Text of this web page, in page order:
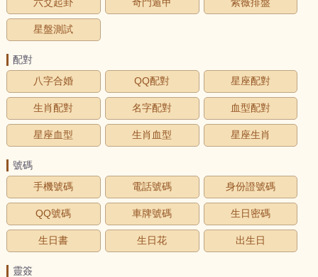
星盤測試
配對
八字合婚
QQ配對 星座配對
生肖配對 名字配對 血型配對
星座血型 生肖血型 星座生肖
號碼
手機號碼
電話號碼 身份證號碼
QQ號碼 車牌號碼 生日密碼
生日書 生日花 出生日
靈簽